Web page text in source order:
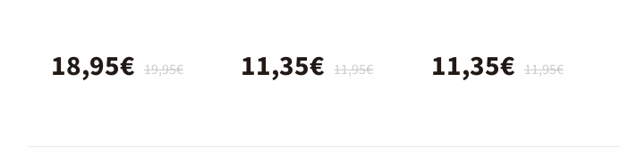
19,95€
18,95€ 11,95€
11,35€ 11,95€
11,35€